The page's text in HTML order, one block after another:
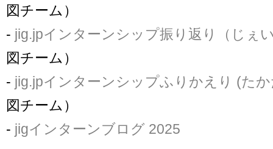
図チーム）
- jig.jpインターンシップ振り返り（じぇ
図チーム）
- jig.jpインターンシップふりかえり (た
図チーム）
- jigインターンブログ 2025